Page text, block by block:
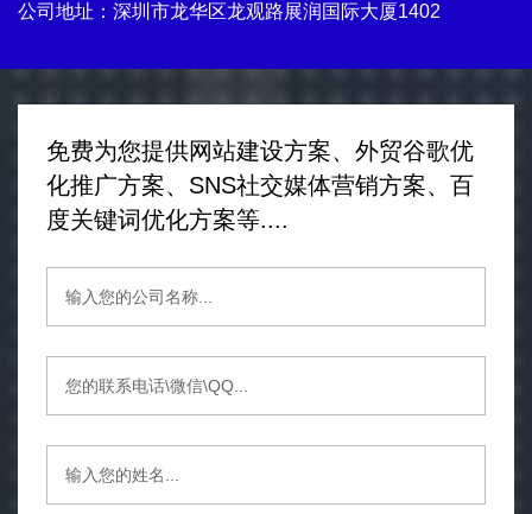
公司地址：深圳市龙华区龙观路展润国际大厦1402
免费为您提供网站建设方案、外贸谷歌优
化推广方案、SNS社交媒体营销方案、百
度关键词优化方案等....